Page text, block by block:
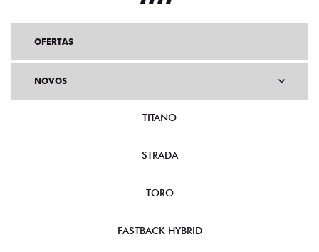
OFERTAS
NOVOS
TITANO
STRADA
TORO
FASTBACK HYBRID